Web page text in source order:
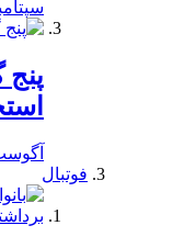
سپتامبر 26,
پنج
آگوست 22,
فوتبال